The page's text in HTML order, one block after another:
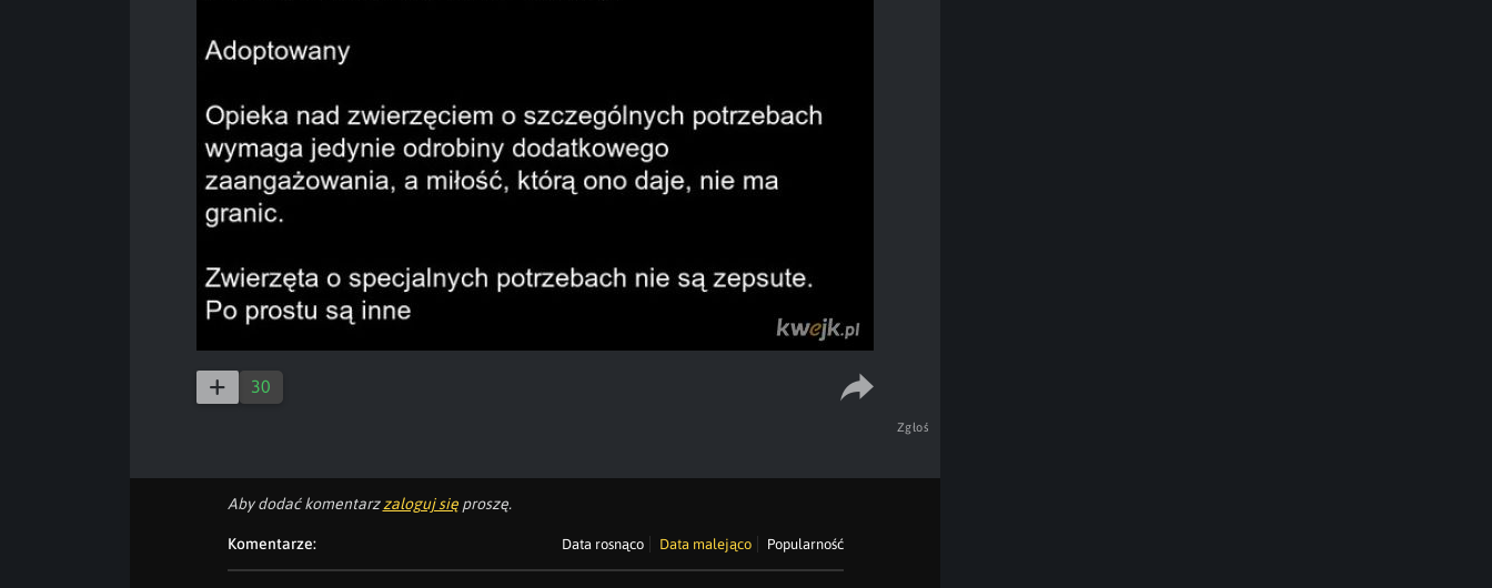
30
Zgłoś
Aby dodać komentarzzaloguj sięproszę.
Komentarze: Data rosnąco Data malejąco Popularność